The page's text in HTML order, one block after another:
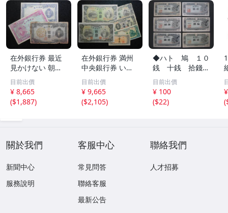
在外銀行券 最近
見かけない 朝丙1
00圓券 などの 朝
鮮銀行券 3枚 K-0
182
目前出價
¥ 8,665
($1,887)
在外銀行券 満州
中央銀行券 いろ
いろと 6枚 上品
有 K-0181
目前出價
¥ 9,665
($2,105)
◆ハト 鳩 １０
銭 十銭 拾錢
６枚 流通品◆
目前出價
¥ 100
($22)
(
關於我們
新聞中心
服務說明
客服中心
常見問答
聯絡客服
最新公告
聯絡我們
人才招募